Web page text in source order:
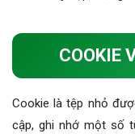
COOKIE
Cookie là tệp nhỏ
cập, ghi nhớ một số